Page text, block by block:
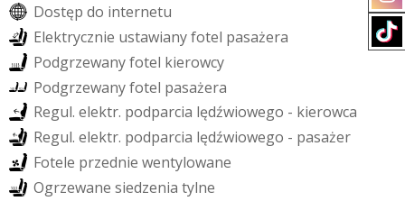
Dostęp do internetu
Elektrycznie ustawianyfotel pasażera
Podgrzewanyfotel kierowcy
Podgrzewanyfotel pasażera
Regul. elektr. podparcia lędźwiowego - kierowca
Regul. elektr. podparcia lędźwiowego - pasażer
Fotele przednie wentylowane
Ogrzewane siedzenia tylne